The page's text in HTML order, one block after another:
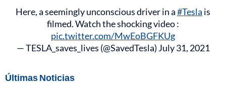
Here, a seemingly unconscious driver in a#Tesla is
filmed. Watch the shocking video :
pic.twitter.com/MwEoBGFKUg
— TESLA_saves_lives (@SavedTesla) July 31, 2021
Últimas Noticias